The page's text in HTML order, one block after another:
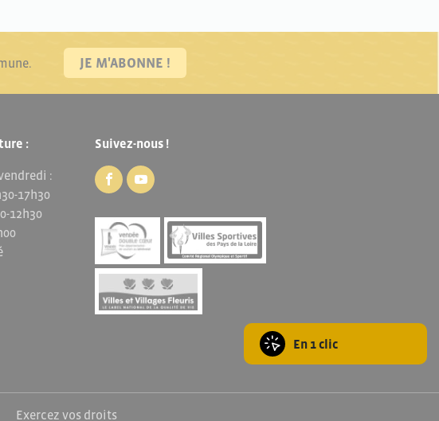
En 1 clic
JE M'ABONNE !
:
:
17h30
12h30
Suivez-nous !
Exercez vos droits